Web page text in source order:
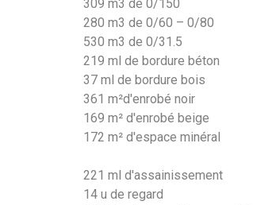
309 m3 de 0/150
280 m3 de 0/60 – 0/80
530 m3 de 0/31.5
219 ml de bordure béton
37 ml de bordure bois
361 m²d'enrobé noir
169 m² d'enrobé beige
172 m² d'espace minéral
221 ml d'assainissement
14 u de regard